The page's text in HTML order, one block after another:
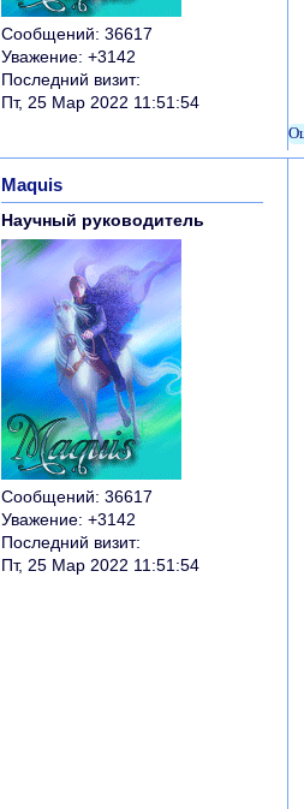
Сообщений: 36617
Уважение: +3142
Последний визит:
Пт, 25 Мар 2022 11:51:54
Maquis
Научный руководитель
Сообщений: 36617
Уважение: +3142
Последний визит:
Пт, 25 Мар 2022 11:51:54